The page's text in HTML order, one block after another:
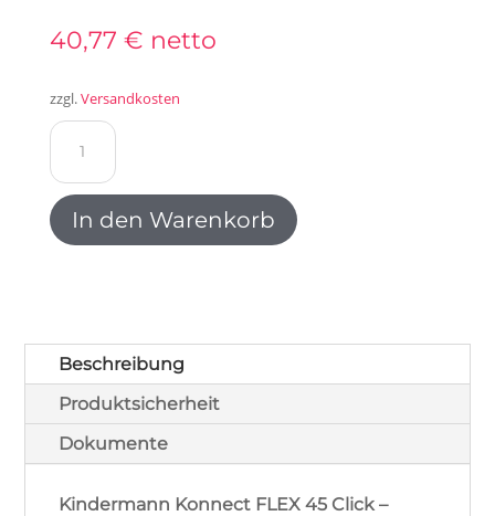
40,77 € netto
zzgl.Versandkosten
Kindermann
Konnect
flex
45
click
7464000510
Menge
In den Warenkorb
Beschreibung
Produktsicherheit
Dokumente
Kindermann Konnect FLEX 45 Click –